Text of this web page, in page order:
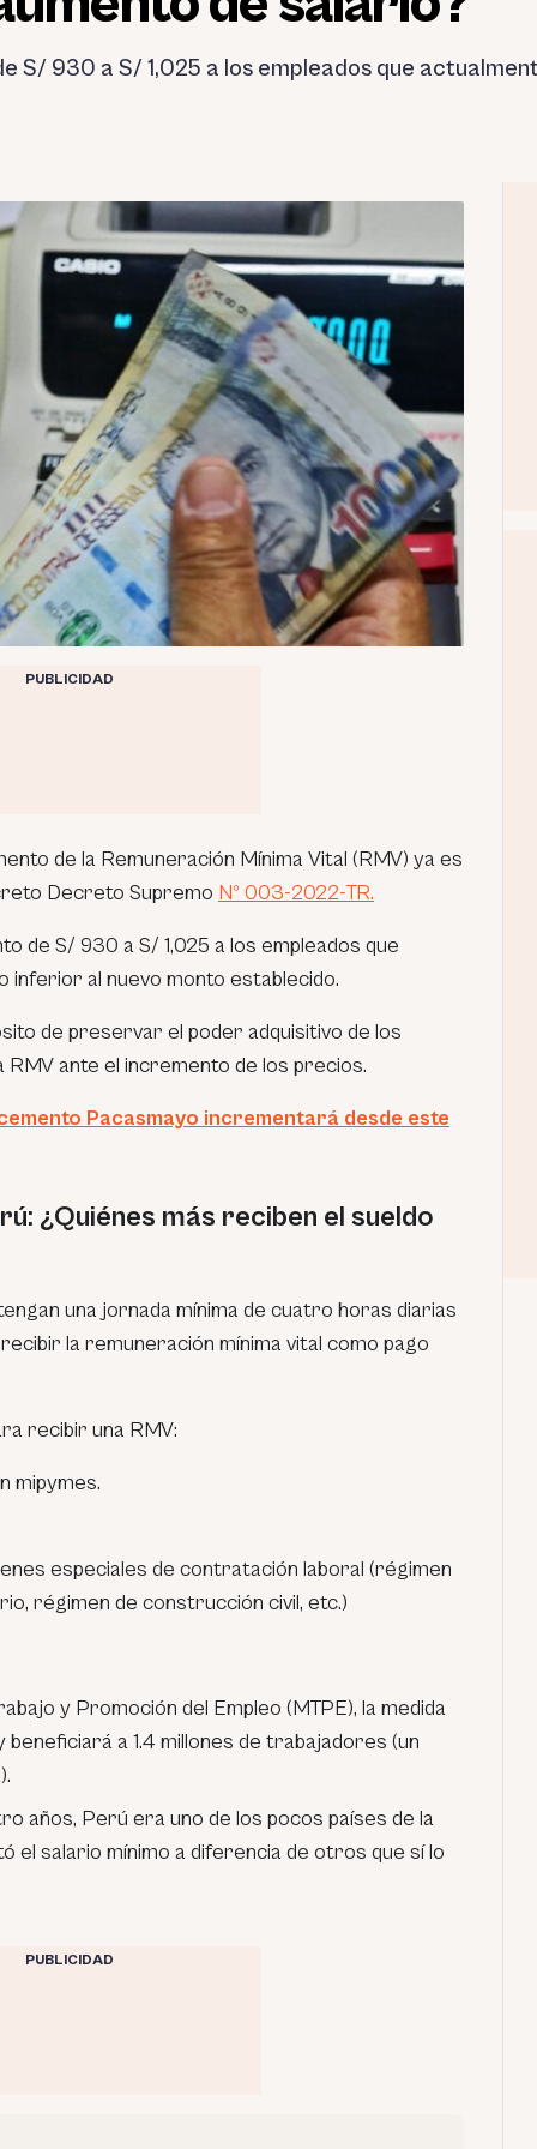
S/ 930 a S/ 1,025 a los empleados que
PUBLICIDAD
de la Remuneración Mínima Vital (RMV) ya es
Decreto Supremo Nº 003-2022-TR.
de S/ 930 a S/ 1,025 a los empleados que
inferior al nuevo monto establecido.
de preservar el poder adquisitivo de los
ante el incremento de los precios.
Pacasmayo incrementará desde este
¿Quiénes más reciben el sueldo
una jornada mínima de cuatro horas diarias
la remuneración mínima vital como pago
recibir una RMV:
mipymes.
especiales de contratación laboral (régimen
régimen de construcción civil, etc.)
y Promoción del Empleo (MTPE), la medida
beneficiará a 1.4 millones de trabajadores (un
años, Perú era uno de los pocos países de la
el salario mínimo a diferencia de otros que sí lo
PUBLICIDAD